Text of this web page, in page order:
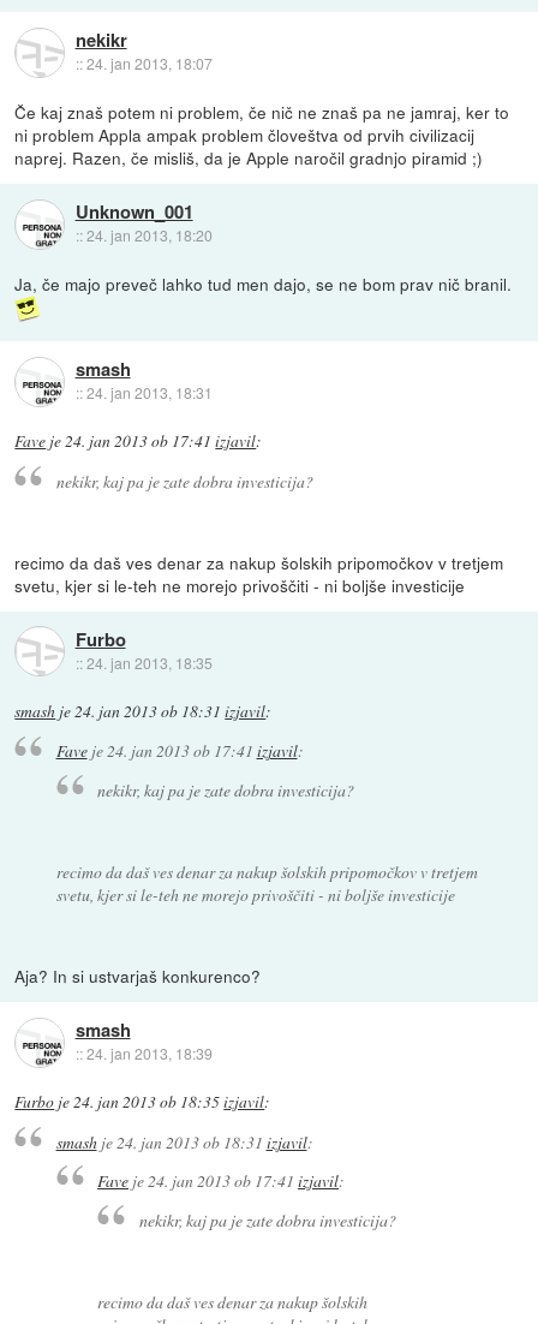
nekikr
::24. jan 2013, 18:07
Če kaj znaš potem ni problem, če nič ne znaš pa ne jamraj, ker to
ni problem Appla ampak problem človeštva od prvih civilizacij
naprej. Razen, če misliš, da je Apple naročil gradnjo piramid ;)
Unknown_001
::24. jan 2013, 18:20
Ja, če majo preveč lahko tud men dajo, se ne bom prav nič branil.
smash
::24. jan 2013, 18:31
Fave je24. jan 2013 ob 17:41 izjavil:
nekikr, kaj pa je zate dobra investicija?
recimo da daš ves denar za nakup šolskih pripomočkov v tretjem
svetu, kjer si le-teh ne morejo privoščiti - ni boljše investicije
Furbo
::24. jan 2013, 18:35
smash je24. jan 2013 ob 18:31 izjavil:
Faveje24. jan 2013 ob 17:41 izjavil:
nekikr, kaj pa je zate dobra investicija?
recimo da daš ves denar za nakup šolskih pripomočkov v tretjem
svetu, kjer si le-teh ne morejo privoščiti - ni boljše investicije
Aja? In si ustvarjaš konkurenco?
smash
::24. jan 2013, 18:39
Furbo je24. jan 2013 ob 18:35izjavil:
smashje 24. jan 2013 ob 18:31 izjavil:
Fave je24. jan 2013 ob 17:41 izjavil:
nekikr, kaj pa je zate dobra investicija?
recimo da daš ves denar za nakup šolskih